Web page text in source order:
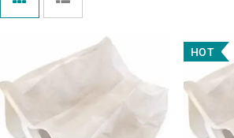
SELECCIONAR
OPCIONES
HOT